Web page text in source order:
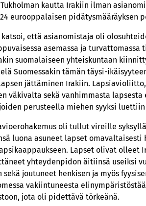
Tukholman kautta Irakiin ilman
eurooppalaisen pidätysmääräyksen
katsoi, että asianomistaja oli
asemassa ja
suomalaiseen yhteiskuntaan
Suomessakin tämän täysi-
jättäminen Irakiin.
väkivalta sekä vanhimmasta
perusteella miehen syyksi luettiin
oli tullut vireille syksyllä
luona asuneet lapset
Lapset olivat olleet
yhteydenpidon äitiinsä useiksi
joutuneet henkisen ja myös
vakiintuneesta
jota oli pidettävä törkeänä.